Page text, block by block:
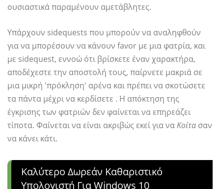
ουσιαστικά παραμένουν αμετάβλητες.
Υπάρχουν sidequests που μπορούν να αναληφθούν
για να μπορέσουν να κάνουν favor με μια φατρία, και
με sidequest, εννοώ ότι βρίσκετε έναν χαρακτήρα,
αποδέχεστε την αποστολή τους, παίρνετε μακριά σε
μια μικρή 'πρόκληση' αρένα και πρέπει να σκοτώσετε
τα πάντα μέχρι να κερδίσετε . Η απόκτηση της
έγκρισης των φατριών δεν φαίνεται να επηρεάζει
τίποτα. Φαίνεται να είναι ακριβώς εκεί για ναΚοίτα σαν
να κάνει κάτι.
Καλύτερο Δωρεάν Καθαριστικό
Υπολογιστή Για Windows 10